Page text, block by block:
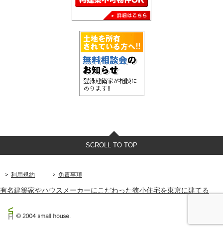
SCROLL TO TOP
利用規約 免責事項
有名建築家やハウスメーカーにこだわった狭小住宅を東京に建てる